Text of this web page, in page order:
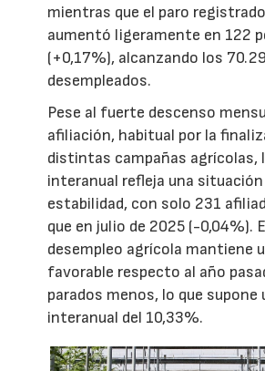
mientras que el paro
aumentó ligeramente en 122
(+0,17%), alcanzando los
desempleados.
Pese al fuerte descenso
afiliación, habitual por la
distintas campañas agrícolas,
interanual refleja una situación
estabilidad, con solo 231
que en julio de 2025 (-0,04%).
desempleo agrícola mantiene
favorable respecto al año
parados menos, lo que supone
interanual del 10,33%.